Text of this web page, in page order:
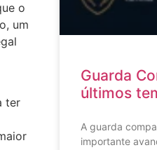
o
um
ter
Guarda
últimos
A guarda
importante